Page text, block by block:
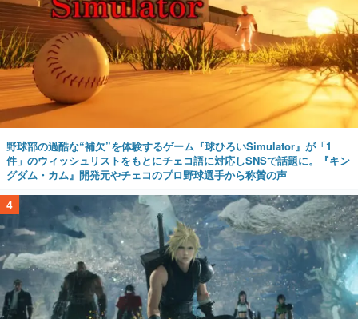
野球部の過酷な“補欠”を体験するゲーム『球ひろいSimulator』が「1
件」のウィッシュリストをもとにチェコ語に対応しSNSで話題に。『キン
グダム・カム』開発元やチェコのプロ野球選手から称賛の声
4